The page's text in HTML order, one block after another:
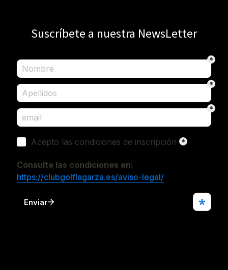
Suscríbete a nuestra NewsLetter